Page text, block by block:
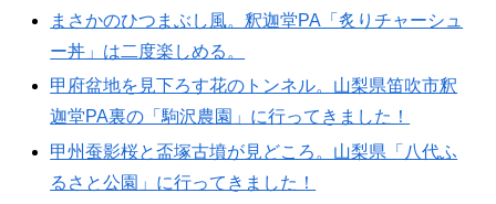
まさかのひつまぶし風。釈迦堂PA「炙りチャーシュ
ー丼」は二度楽しめる。
甲府盆地を見下ろす花のトンネル。山梨県笛吹市釈
迦堂PA裏の「駒沢農園」に行ってきました！
甲州蚕影桜と盃塚古墳が見どころ。山梨県「八代ふ
るさと公園」に行ってきました！